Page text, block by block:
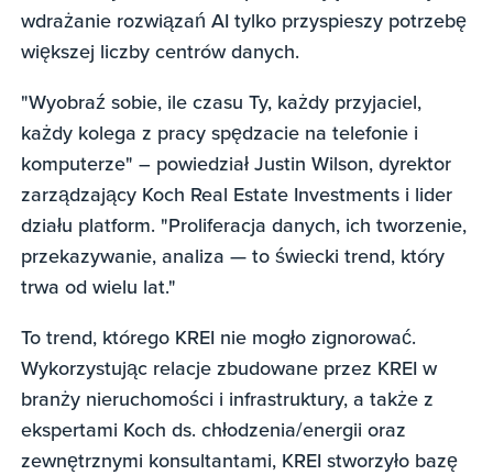
wdrażanie rozwiązań AI tylko przyspieszy potrzebę
większej liczby centrów danych.
"Wyobraź sobie, ile czasu Ty, każdy przyjaciel,
każdy kolega z pracy spędzacie na telefonie i
komputerze" – powiedział Justin Wilson, dyrektor
zarządzający Koch Real Estate Investments i lider
działu platform. "Proliferacja danych, ich tworzenie,
przekazywanie, analiza — to świecki trend, który
trwa od wielu lat."
To trend, którego KREI nie mogło zignorować.
Wykorzystując relacje zbudowane przez KREI w
branży nieruchomości i infrastruktury, a także z
ekspertami Koch ds. chłodzenia/energii oraz
zewnętrznymi konsultantami, KREI stworzyło bazę